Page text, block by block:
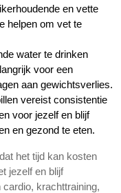
en vette
helpen om vet te
water te drinken
voor een
aan gewichtsverlies.
vereist consistentie
voor jezelf en blijf
en gezond te eten.
het tijd kan kosten
jezelf en blijf
krachttraining,